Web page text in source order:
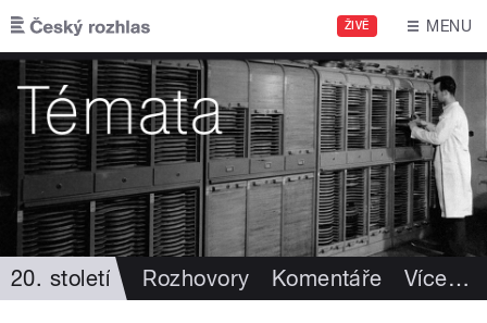
Přejít k hlavnímu obsahu
ŽIVĚ MENU
20. století Rozhovory Komentáře Více…